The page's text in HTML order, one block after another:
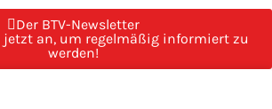
Der BTV-Newsletter
jetzt an, um regelmäßig informiert zu
werden!